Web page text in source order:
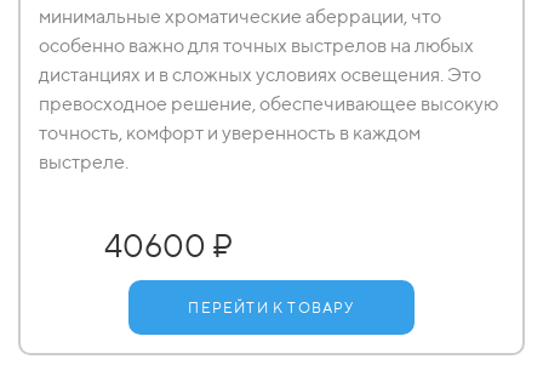
минимальные хроматические аберрации, что
особенно важно для точных выстрелов на любых
дистанциях и в сложных условиях освещения. Это
превосходное решение, обеспечивающее высокую
точность, комфорт и уверенность в каждом
выстреле.
40600 ₽
ПЕРЕЙТИ К ТОВАРУ